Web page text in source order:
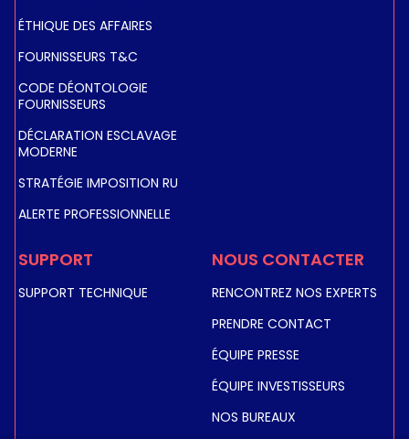
ÉTHIQUE DES AFFAIRES
FOURNISSEURS T&C
CODE DÉONTOLOGIE
FOURNISSEURS
DÉCLARATION ESCLAVAGE
MODERNE
STRATÉGIE IMPOSITION RU
ALERTE PROFESSIONNELLE
SUPPORT
SUPPORT TECHNIQUE
NOUS CONTACTER
RENCONTREZ NOS EXPERTS
PRENDRE CONTACT
ÉQUIPE PRESSE
ÉQUIPE INVESTISSEURS
NOS BUREAUX